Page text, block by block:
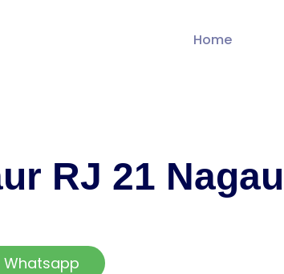
Home
RJ 21
Whatsapp